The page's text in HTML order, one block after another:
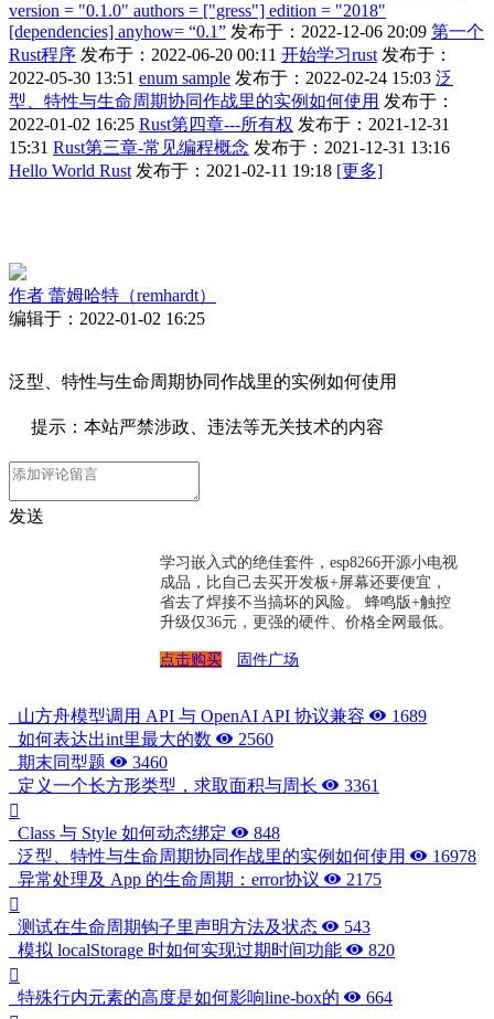
version = "0.1.0" authors = ["gress"] edition = "2018"
[dependencies] anyhow= “0.1” 发布于：2022-12-06 20:09 第一个
Rust程序 发布于：2022-06-20 00:11 开始学习rust 发布于：
2022-05-30 13:51 enum sample 发布于：2022-02-24 15:03 泛
型、特性与生命周期协同作战里的实例如何使用 发布于：
2022-01-02 16:25 Rust第四章---所有权 发布于：2021-12-31
15:31 Rust第三章-常见编程概念 发布于：2021-12-31 13:16
Hello World Rust 发布于：2021-02-11 19:18 [更多]
作者 蕾姆哈特（remhardt）
编辑于：2022-01-02 16:25
泛型、特性与生命周期协同作战里的实例如何使用
提示：本站严禁涉政、违法等无关技术的内容
发送
学习嵌入式的绝佳套件，esp8266开源小电视
成品，比自己去买开发板+屏幕还要便宜，
省去了焊接不当搞坏的风险。 蜂鸣版+触控
升级仅36元，更强的硬件、价格全网最低。
点击购买 固件广场
山方舟模型调用 API 与 OpenAI API 协议兼容
1689
如何表达出int里最大的数
2560
期末同型题
3460
定义一个长方形类型，求取面积与周长
3361
Class 与 Style 如何动态绑定
848
泛型、特性与生命周期协同作战里的实例如何使用
16978
异常处理及 App 的生命周期：error协议
2175
测试在生命周期钩子里声明方法及状态
543
模拟 localStorage 时如何实现过期时间功能
820
特殊行内元素的高度是如何影响line-box的 664